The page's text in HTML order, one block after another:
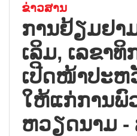
ຂ່າວສານ
ການຢ້ຽມຢາ
ເລິມ, ເລຂາ
ເປີດໜ້າປະ
ໃຫ້ແກ່ການພົ
ຫວຽດນາມ -